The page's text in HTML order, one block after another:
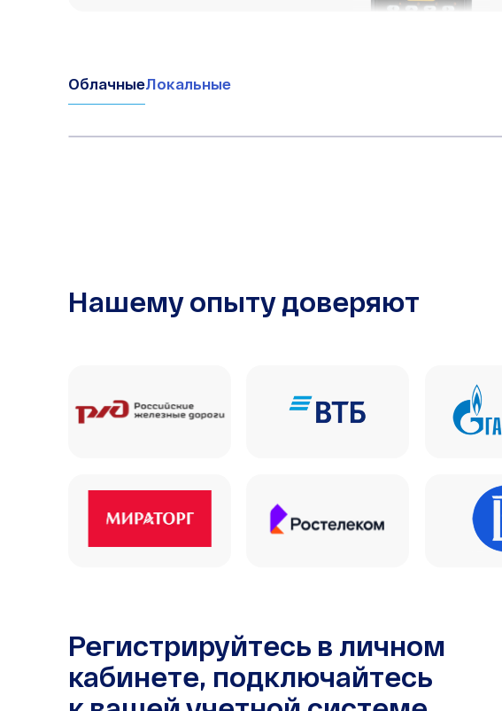
ОблачныеЛокальные
Нашему опыту доверяют
Регистрируйтесь в личном
кабинете, подключайтесь